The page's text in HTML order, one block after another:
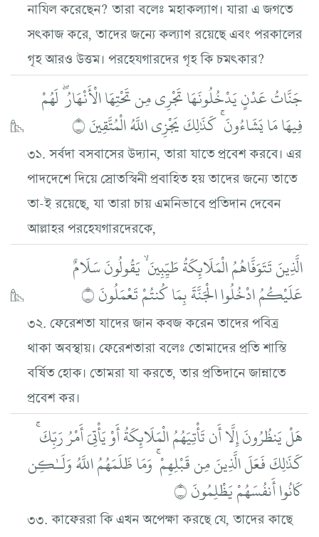
নাযিল করেছেন? তারা বলেঃ মহাকল্যাণ। যারা এ জগতে
সৎকাজ করে, তাদের জন্যে কল্যাণ রয়েছে এবং পরকালের
গৃহ আরও উত্তম। পরহেযগারদের গৃহ কি চমৎকার?
جَنَّاتُ عَدْنٍ يَدْخُلُونَهَا تَجْرِي مِن تَحْتِهَا الْأَنْهَارُ ۖ لَهُمْ
فِيهَا مَا يَشَاءُونَ ۚ كَذَٰلِكَ يَجْزِي اللَّهُ الْمُتَّقِينَ ۝
৩১. সর্বদা বসবাসের উদ্যান, তারা যাতে প্রবেশ করবে। এর
পাদদেশে দিয়ে স্রোতস্বিনী প্রবাহিত হয় তাদের জন্যে তাতে
তা-ই রয়েছে, যা তারা চায় এমনিভাবে প্রতিদান দেবেন
আল্লাহর পরহেযগারদেরকে,
الَّذِينَ تَتَوَفَّاهُمُ الْمَلَائِكَةُ طَيِّبِينَ ۙ يَقُولُونَ سَلَامٌ
عَلَيْكُمُ ادْخُلُوا الْجَنَّةَ بِمَا كُنتُمْ تَعْمَلُونَ ۝
৩২. ফেরেশতা যাদের জান কবজ করেন তাদের পবিত্র
থাকা অবস্থায়। ফেরেশতারা বলেঃ তোমাদের প্রতি শাস্তি
বর্ষিত হোক। তোমরা যা করতে, তার প্রতিদানে জান্নাতে
প্রবেশ কর।
هَلْ يَنظُرُونَ إِلَّا أَن تَأْتِيَهُمُ الْمَلَائِكَةُ أَوْ يَأْتِيَ أَمْرُ رَبِّكَ ۚ
كَذَٰلِكَ فَعَلَ الَّذِينَ مِن قَبْلِهِمْ ۚ وَمَا ظَلَمَهُمُ اللَّهُ وَلَـٰكِن
كَانُوا أَنفُسَهُمْ يَظْلِمُونَ ۝
৩৩. কাফেররা কি এখন অপেক্ষা করছে যে, তাদের কাছে